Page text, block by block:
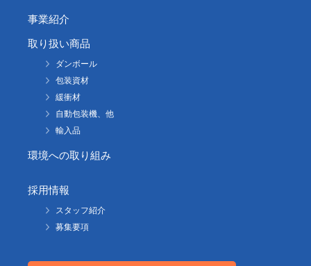
事業紹介
取り扱い商品
ダンボール
包装資材
緩衝材
自動包装機、他
輸入品
環境への取り組み
採用情報
スタッフ紹介
募集要項